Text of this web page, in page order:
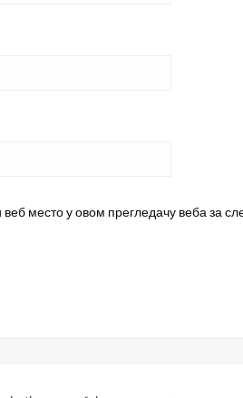
веб место у овом прегледачу веба за